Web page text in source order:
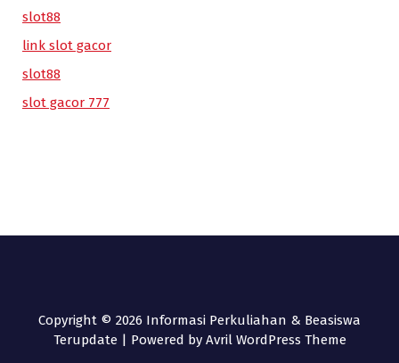
slot88
link slot gacor
slot88
slot gacor 777
Copyright © 2026 Informasi Perkuliahan & Beasiswa
Terupdate | Powered by Avril WordPress Theme